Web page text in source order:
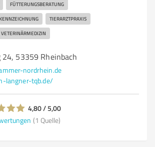
FÜTTERUNGSBERATUNG
TIERARZTPRAXIS
VETERINÄRMEDIZIN
53359 Rheinbach
nordrhein.de
langner-tqb.de/
4,80 / 5,00
(1 Quelle)